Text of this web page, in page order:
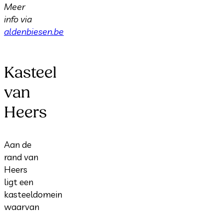
Meer
info via
aldenbiesen.be
Kasteel
van
Heers
Aan de
rand van
Heers
ligt een
kasteeldomein
waarvan